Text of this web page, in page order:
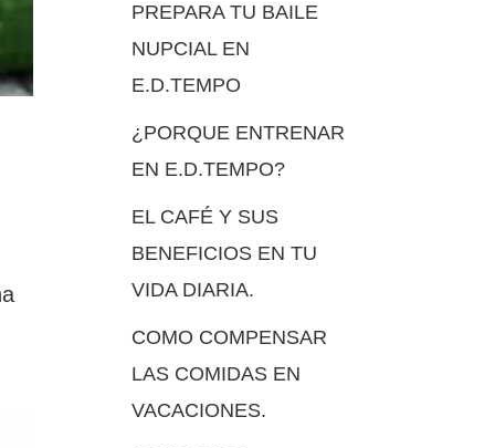
PREPARA TU BAILE
NUPCIAL EN
E.D.TEMPO
¿PORQUE ENTRENAR
EN E.D.TEMPO?
EL CAFÉ Y SUS
BENEFICIOS EN TU
VIDA DIARIA.
COMO COMPENSAR
LAS COMIDAS EN
VACACIONES.